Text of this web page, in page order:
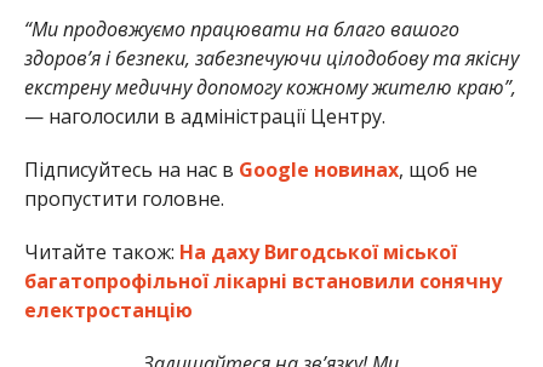
“Ми продовжуємо працювати на благо вашого
здоров’я і безпеки, забезпечуючи цілодобову та якісну
екстрену медичну допомогу кожному жителю краю”,
— наголосили в адміністрації Центру.
Підписуйтесь на нас в Google новинах, щоб не
пропустити головне.
Читайте також: На даху Вигодської міської
багатопрофільної лікарні встановили сонячну
електростанцію